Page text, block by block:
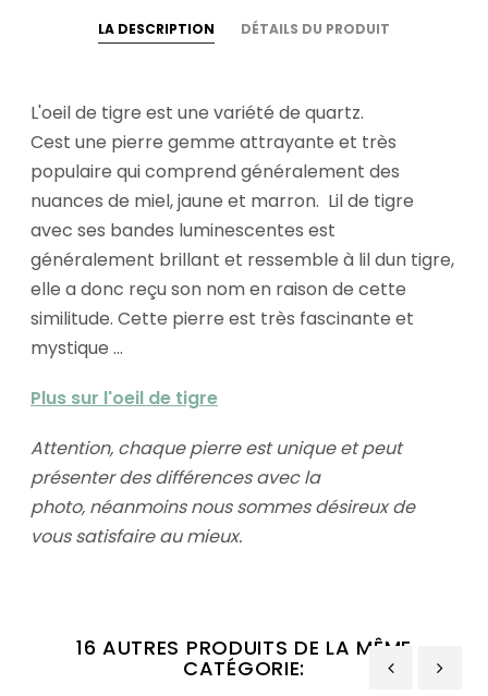
LA DESCRIPTION DÉTAILS DU PRODUIT
L'oeil de tigre est une variété de quartz.
Cest une pierre gemme attrayante et très
populaire qui comprend généralement des
nuances de miel, jaune et marron. Lil de tigre
avec ses bandes luminescentes est
généralement brillant et ressemble à lil dun tigre,
elle a donc reçu son nom en raison de cette
similitude. Cette pierre est très fascinante et
mystique ...
Plus sur l'oeil de tigre
Attention, chaque pierre est unique et peut
présenter des différences avec la
photo, néanmoins nous sommes désireux de
vous satisfaire au mieux.
16 AUTRES PRODUITS DE LA MÊME
CATÉGORIE: